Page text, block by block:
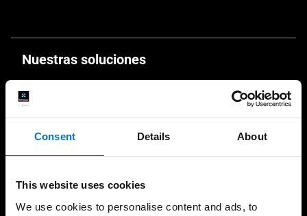
Consent Details About
This website uses cookies
We use cookies to personalise content and ads, to
Nuestras soluciones
Ventanas y balconeras
Puertas
Fachadas
Verandas